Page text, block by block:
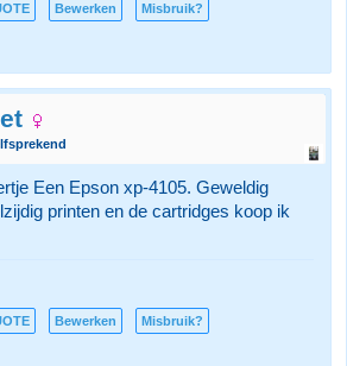
Bewerken Misbruik?
Een Epson xp-4105. Geweldig
printen en de cartridges koop ik
Bewerken Misbruik?